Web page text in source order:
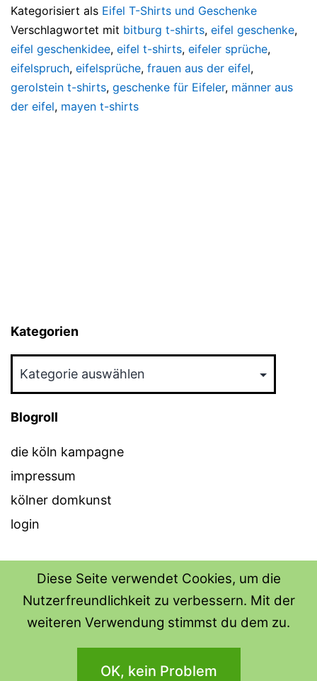
Kategorisiert als Eifel T-Shirts und Geschenke
Verschlagwortet mit bitburg t-shirts, eifel geschenke,
eifel geschenkidee, eifel t-shirts, eifeler sprüche,
eifelspruch, eifelsprüche, frauen aus der eifel,
gerolstein t-shirts, geschenke für Eifeler, männer aus
der eifel, mayen t-shirts
Kategorien
Blogroll
die köln kampagne
impressum
kölner domkunst
login
THE SHIRT SHOPS
Datenschutzerklärung
Stolz präsentiert vonWordPress.
Diese Seite verwendet Cookies, um die
Nutzerfreundlichkeit zu verbessern. Mit der
weiteren Verwendung stimmst du dem zu.
OK, kein Problem